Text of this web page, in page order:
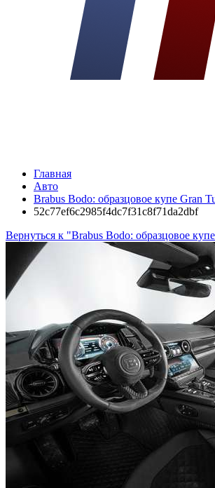
Главная
Авто
Brabus Bodo: образцовое купе Gran
52c77ef6c2985f4dc7f31c8f71da2dbf
Вернуться к "Brabus Bodo: образцовое